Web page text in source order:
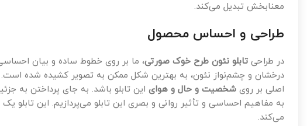
معنابخش تبدیل می‌کند.
طراحی و احساس محصول
در طراحی تابلو نئون طرح خوک صورتی، ما بر روی خطوط ساده و بیان
درخشان و چشم‌نواز نئون، به بهترین شکل ممکن به تصویر کشیده شده است.
اصلی بر روی شخصیت و حال و هوای این تابلو باشد. به جای پرداختن به
به مفاهیم احساسی و تأثیر روانی و بصری این تابلو می‌پردازیم. این تابلو
می‌کند.